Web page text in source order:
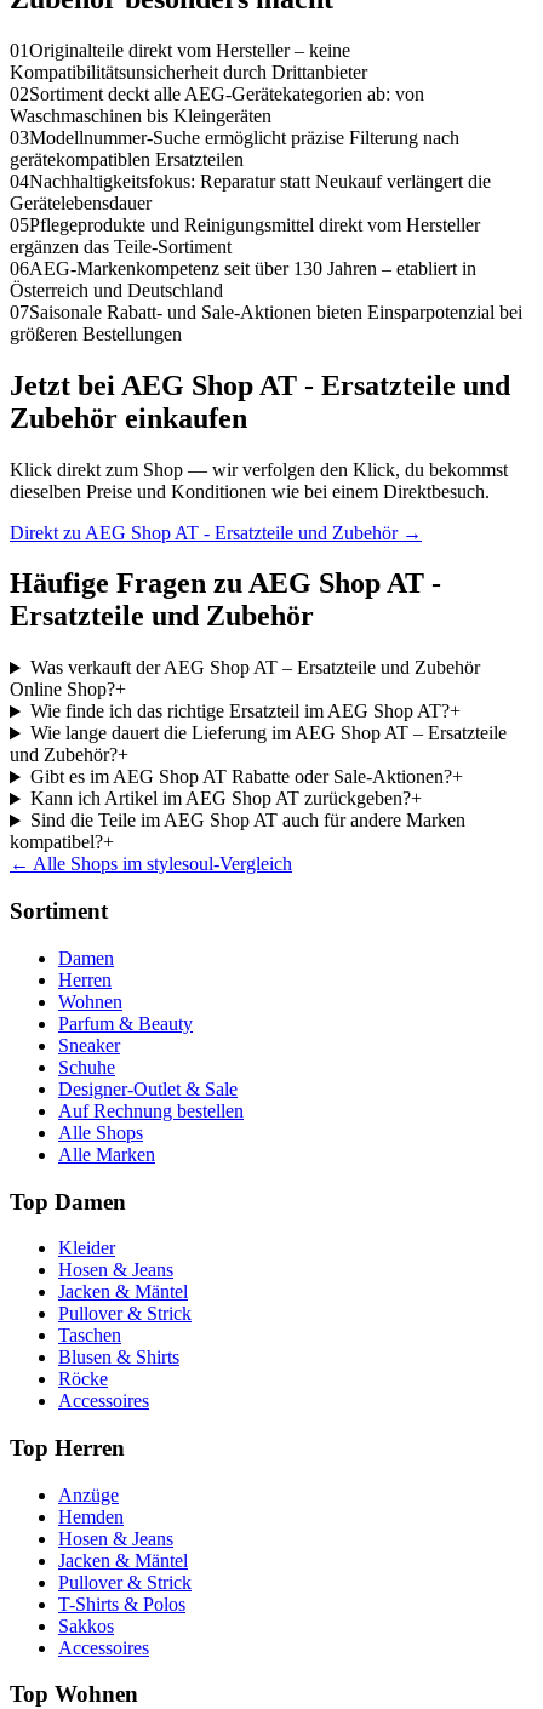
01Originalteile direkt vom Hersteller – keine
Kompatibilitätsunsicherheit durch Drittanbieter
02Sortiment deckt alle AEG-Gerätekategorien ab: von
Waschmaschinen bis Kleingeräten
03Modellnummer-Suche ermöglicht präzise Filterung nach
gerätekompatiblen Ersatzteilen
04Nachhaltigkeitsfokus: Reparatur statt Neukauf verlängert die
Gerätelebensdauer
05Pflegeprodukte und Reinigungsmittel direkt vom Hersteller
ergänzen das Teile-Sortiment
06AEG-Markenkompetenz seit über 130 Jahren – etabliert in
Österreich und Deutschland
07Saisonale Rabatt- und Sale-Aktionen bieten Einsparpotenzial bei
größeren Bestellungen
Jetzt bei AEG Shop AT - Ersatzteile und
Zubehör einkaufen
Klick direkt zum Shop — wir verfolgen den Klick, du bekommst
dieselben Preise und Konditionen wie bei einem Direktbesuch.
Direkt zu AEG Shop AT - Ersatzteile und Zubehör →
Häufige Fragen zu AEG Shop AT -
Ersatzteile und Zubehör
Was verkauft der AEG Shop AT – Ersatzteile und Zubehör
Online Shop?+
Wie finde ich das richtige Ersatzteil im AEG Shop AT?+
Wie lange dauert die Lieferung im AEG Shop AT – Ersatzteile
und Zubehör?+
Gibt es im AEG Shop AT Rabatte oder Sale-Aktionen?+
Kann ich Artikel im AEG Shop AT zurückgeben?+
Sind die Teile im AEG Shop AT auch für andere Marken
kompatibel?+
← Alle Shops im stylesoul-Vergleich
Sortiment
Damen
Herren
Wohnen
Parfum & Beauty
Sneaker
Schuhe
Designer-Outlet & Sale
Auf Rechnung bestellen
Alle Shops
Alle Marken
Top Damen
Kleider
Hosen & Jeans
Jacken & Mäntel
Pullover & Strick
Taschen
Blusen & Shirts
Röcke
Accessoires
Top Herren
Anzüge
Hemden
Hosen & Jeans
Jacken & Mäntel
Pullover & Strick
T-Shirts & Polos
Sakkos
Accessoires
Top Wohnen